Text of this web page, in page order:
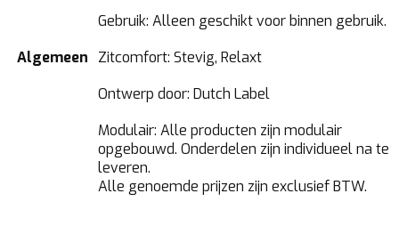
Algemeen
Gebruik: Alleen geschikt voor binnen gebruik.
Zitcomfort: Stevig, Relaxt
Ontwerp door: Dutch Label
Modulair: Alle producten zijn modulair
opgebouwd. Onderdelen zijn individueel na te
leveren.
Alle genoemde prijzen zijn exclusief BTW.